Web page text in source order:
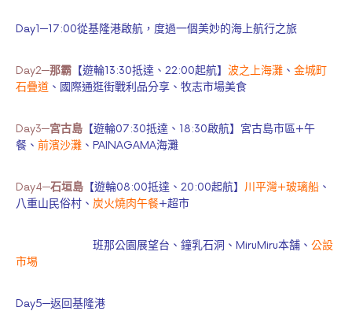
Day1─17:00從基隆港啟航，度過一個美妙的海上航行之旅
Day2─那霸 【遊輪13:30抵達、22:00起航】 波之上海灘 、 金城町
石疊道 、國際通逛街戰利品分享、牧志市場美食
Day3─宮古島 【遊輪07:30抵達、18:30啟航】宮古島市區+午
餐、 前濱沙灘 、PAINAGAMA海灘
Day4─石垣島 【遊輪08:00抵達、20:00起航】 川平灣+玻璃船 、
八重山民俗村、 炭火燒肉午餐+超市
班那公園展望台、鐘乳石洞、MiruMiru本舗、 公設
市埸
Day5─返回基隆港